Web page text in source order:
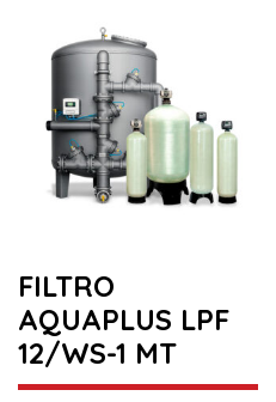
FILTRO
AQUAPLUS LPF
12/WS-1 MT